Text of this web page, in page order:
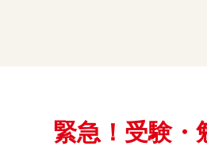
緊急！受験・